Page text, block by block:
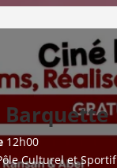
Barquette
12h00
Culturel et Sportif